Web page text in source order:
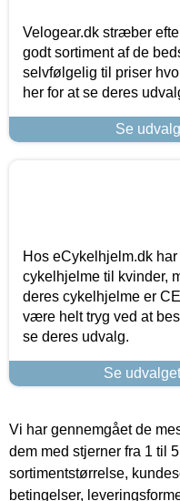
Velogear.dk stræber
godt sortiment af de
selvfølgelig til priser
her for at se deres
Se
Hos eCykelhjelm.dk
cykelhjelme til kvinder,
deres cykelhjelme er
være helt tryg ved at
se deres udvalg.
Se
Vi har gennemgået de
dem med stjerner fra 1 til
sortimentstørrelse,
betingelser,